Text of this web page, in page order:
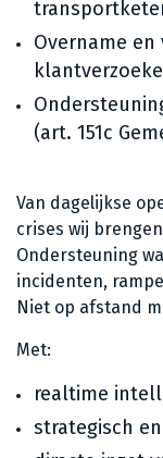
Overname
(art. 151c
Van dagelijkse
crises wij
Ondersteuning
incidenten,
Niet op afstand
Met:
realtime
strategisch